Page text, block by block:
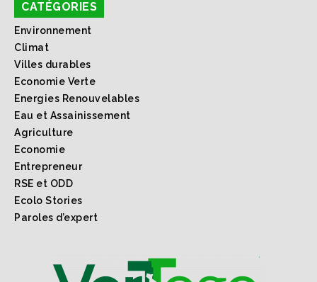
CATÉGORIES
Environnement
Climat
Villes durables
Economie Verte
Energies Renouvelables
Eau et Assainissement
Agriculture
Economie
Entrepreneur
RSE et ODD
Ecolo Stories
Paroles d’expert